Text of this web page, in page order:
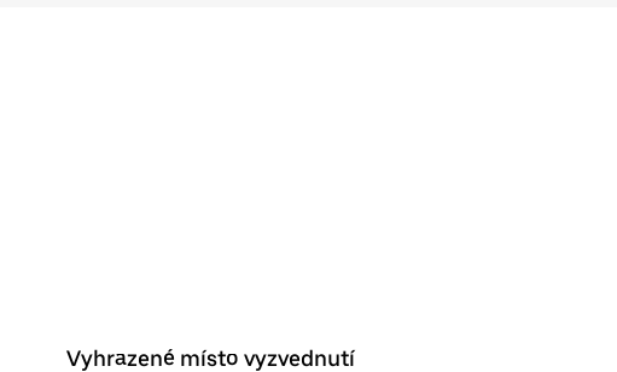
Vyhrazené místo vyzvednutí